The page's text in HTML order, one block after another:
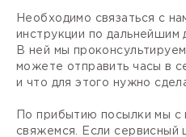
Необходимо связаться с
инструкции по дальнейшим
В ней мы
можете отправить часы в
и что для этого нужно
По прибытию посылки мы с
свяжемся. Если сервисный